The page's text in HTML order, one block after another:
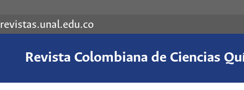
revistas.unal.edu.co
Revista Colombiana de Ciencias